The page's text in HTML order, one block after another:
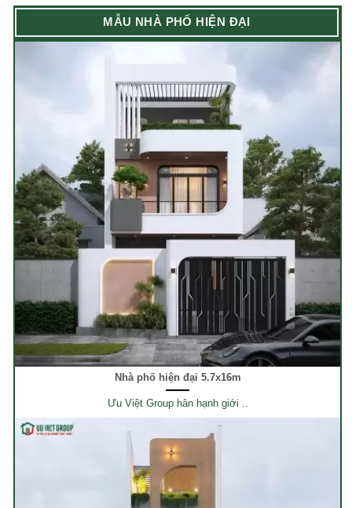
MẪU NHÀ PHỐ HIỆN ĐẠI
Nhà phố hiện đại 5.7x16m
Ưu Việt Group hân hạnh giới ..